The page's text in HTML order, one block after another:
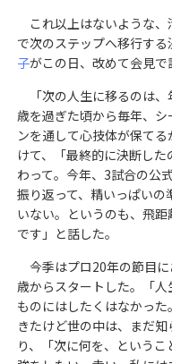
これ以上はないような、
で次のステップへ移行する
子がこの日、改めて会見で
「次の人生に移るのは、
歳を過ぎた頃から毎年、
ンを通して心技体が保て
けて、「最終的に決断し
わって。今年、3試合の公
振り返って、精いっぱい
いない。というのも、飛
です」と話した。
今季はプロ20年の節目
歳からスタートした。「
ものにはしたくはなかっ
きたけど世の中は、まだ
り、「次に何を、という